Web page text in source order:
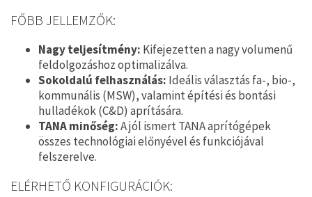
FŐBB JELLEMZŐK:
Nagy teljesítmény: Kifejezetten a nagy volumenű
feldolgozáshoz optimalizálva.
Sokoldalú felhasználás: Ideális választás fa-, bio-,
kommunális (MSW), valamint építési és bontási
hulladékok (C&D) aprítására.
TANA minőség:A jól ismert TANA aprítógépek
összes technológiai előnyével és funkciójával
felszerelve.
ELÉRHETŐ KONFIGURÁCIÓK: